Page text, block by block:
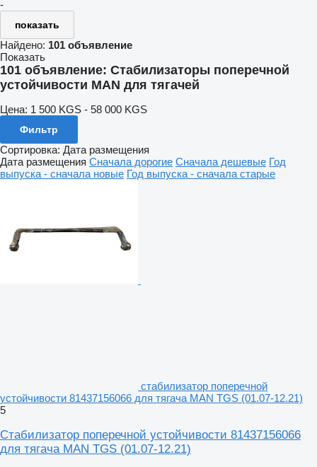
-
показать
Найдено: 101 объявление
Показать
101 объявление: Стабилизаторы поперечной
устойчивости MAN для тягачей
Цена: 1 500 KGS - 58 000 KGS
Фильтр
Сортировка: Дата размещения
Дата размещения Сначала дорогие Сначала дешевые Год
выпуска - сначала новые Год выпуска - сначала старые
стабилизатор поперечной
устойчивости 81437156066 для тягача MAN TGS (01.07-12.21)
5
Стабилизатор поперечной устойчивости 81437156066
для тягача MAN TGS (01.07-12.21)